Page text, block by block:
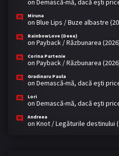
on Demască-mă, dacă eşti
Miruna
on Blue Lips / Buze albastre
RainbowLove (Deea)
on Payback / Răzbunarea
Corina Partenie
on Payback / Răzbunarea
Gradinaru Paula
on Demască-mă, dacă eşti
Lori
on Demască-mă, dacă eşti
Andreea
on Knot / Legăturile destinului